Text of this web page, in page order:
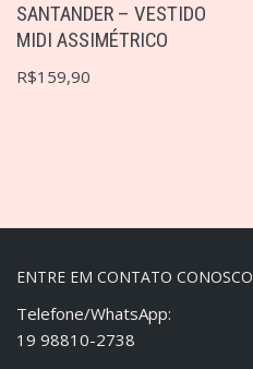
SANTANDER – VESTIDO
MIDI ASSIMÉTRICO
R$159,90
ENTRE EM CONTATO CONOSCO
Telefone/WhatsApp:
19 98810-2738